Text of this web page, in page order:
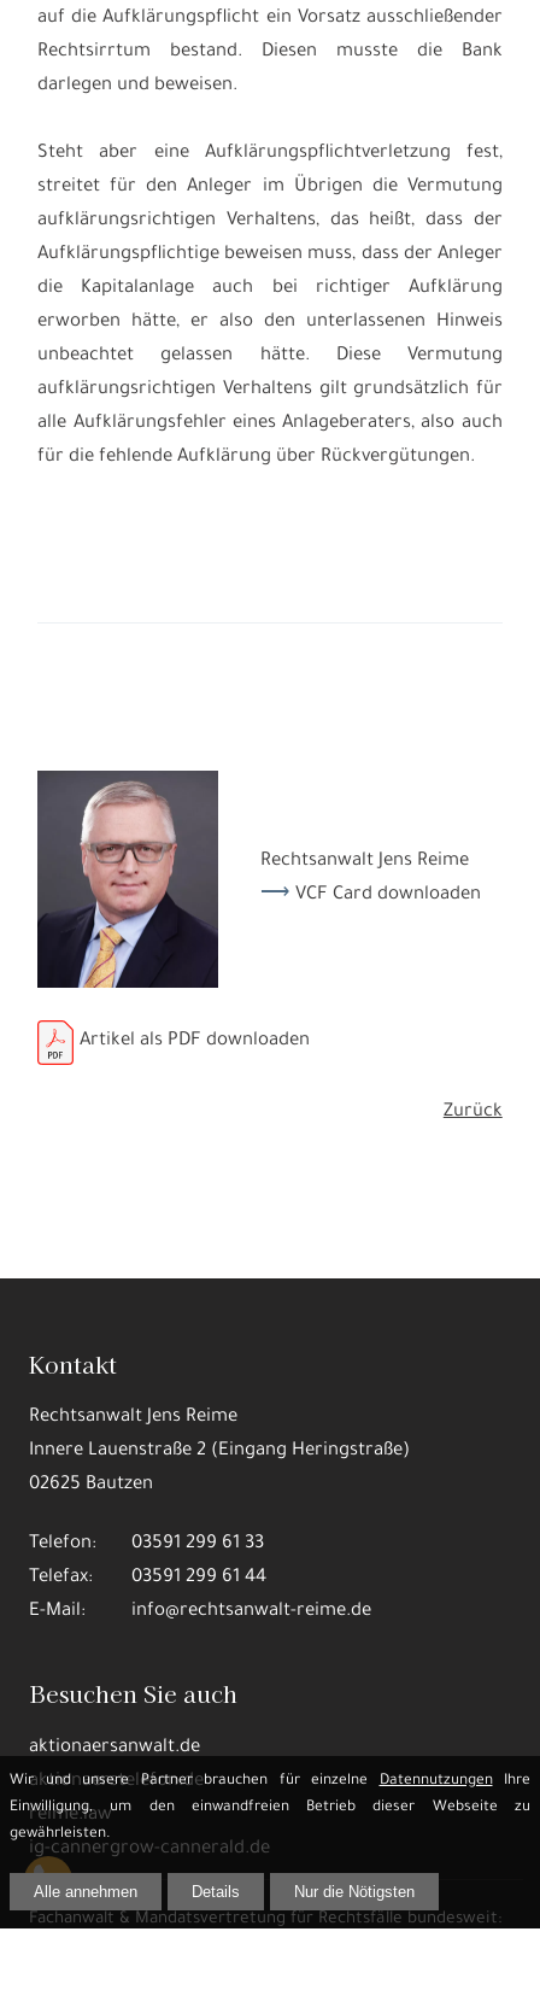
auf die Aufklärungspflicht ein Vorsatz ausschließender
Rechtsirrtum bestand. Diesen musste die Bank
darlegen und beweisen.
Steht aber eine Aufklärungspflichtverletzung fest,
streitet für den Anleger im Übrigen die Vermutung
aufklärungsrichtigen Verhaltens, das heißt, dass der
Aufklärungspflichtige beweisen muss, dass der Anleger
die Kapitalanlage auch bei richtiger Aufklärung
erworben hätte, er also den unterlassenen Hinweis
unbeachtet gelassen hätte. Diese Vermutung
aufklärungsrichtigen Verhaltens gilt grundsätzlich für
alle Aufklärungsfehler eines Anlageberaters, also auch
für die fehlende Aufklärung über Rückvergütungen.
Rechtsanwalt Jens Reime
VCF Card downloaden
Artikel als PDF downloaden
Zurück
Kontakt
Rechtsanwalt Jens Reime
Innere Lauenstraße 2 (Eingang Heringstraße)
02625 Bautzen
Telefon:
03591 299 61 33
Telefax:
03591 299 61 44
E-Mail:
info@rechtsanwalt-reime.de
Besuchen Sie auch
aktionaersanwalt.de
aktionaerstelefon.de
reime.law
ig-cannergrow-cannerald.de
Fachanwalt & Mandatsvertretung für Rechtsfälle bundesweit:
Wir und unsere Partner brauchen für einzelneDatennutzungenIhre
Einwilligung, um den einwandfreien Betrieb dieser Webseite zu
gewährleisten.
Alle annehmen Details Nur die Nötigsten